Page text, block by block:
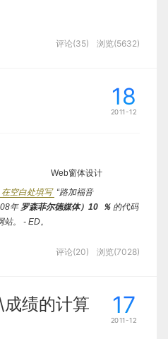
能性的操作全部做在了屏
似乎介于传统手机和
做法。从苹果遵循极简的
做得更彻底、更加一 些。
评论(35) 浏览(5632)
18
2011-12
空白处填写 “路加福音
年 罗森菲尔德媒体）10 ％ 的代码
。 - ED。
在这本书的介绍中，我描述
信我们可以得到与从事数字化服务
何工作的，以及为什么他们应该关
们可以做的，没有明确地让他们填
评论(20) 浏览(7028)
17
2011-12
绩的计算